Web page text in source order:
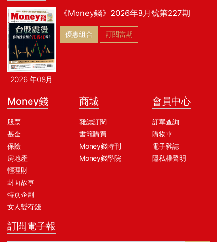
2026 年08月
《Money錢》2026年8月號第227期
優惠組合 訂閱當期
Money錢
股票
基金
保險
房地產
輕理財
封面故事
特別企劃
女人變有錢
商城
雜誌訂閱
書籍購買
Money錢特刊
Money錢學院
會員中心
訂單查詢
購物車
電子雜誌
隱私權聲明
訂閱電子報